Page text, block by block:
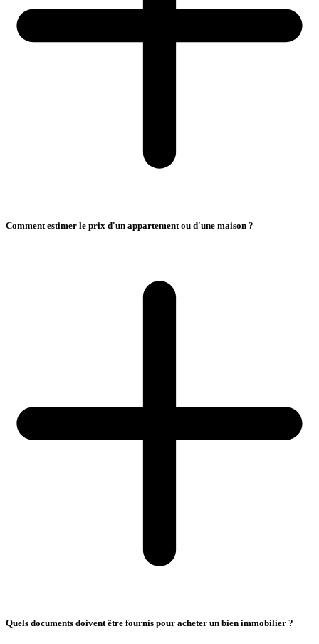
Comment estimer le prix d'un appartement ou d'une maison ?
Quels documents doivent être fournis pour acheter un bien immobilier ?